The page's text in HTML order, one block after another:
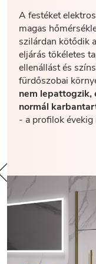
A festéket
magas
szilárdan kötődik
eljárás tökéletes
ellenállást és
fürdőszobai
nem lepattogzik,
normál
- a profilok